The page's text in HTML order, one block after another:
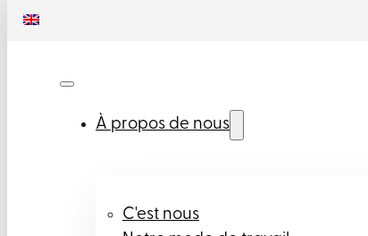
À propos de nous
C'est nous